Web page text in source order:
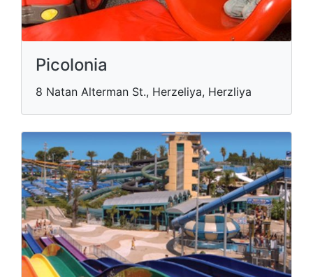
Picolonia
8 Natan Alterman St., Herzeliya, Herzliya